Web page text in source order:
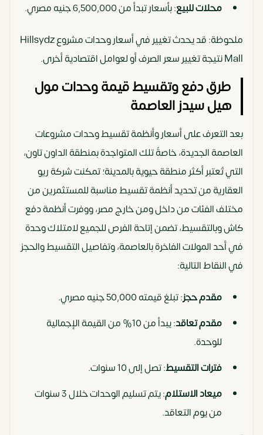
محلات للبيع: بأسعار تبدأ من 6,500,000 جنيه مصري.
ملحوظة: قد يحدث تغيير في أسعار وحدات مشروع Hillsydz
Mall نتيجة تغيير سعر الصرف أو لعوامل اقتصادية أخرى.
طرق دفع وتقسيط قيمة وحدات مول
هيل سيدز العاصمة
بعد التعرف على أسعار وأنظمة تقسيط وحدات مشروعات
العاصمة الجديدة، خاصةً تلك المتواجدة بمنطقة الداون تاون،
التي تُعتبر أكثر منطقة حيوية بالمدينة؛ تمكنت شركة ريو
العقارية من تحديد أنظمة تقسيط مناسبة للمستثمرين من
مختلف الفئات من داخل ومن خارج مصر، ووفرت أنظمة دفع
كاش وبالتقسيط، تضمن إتاحة الفرص للجميع لامتلاك وحدة
في أحد المولات الفاخرة بالعاصمة، وتفاصيل التقسيط والحجز
في النقاط التالية:
مقدم حجز: تبلغ قيمته 50,000 جنيه مصري.
مقدم تعاقد
: يبدأ من 10% من القيمة الإجمالية
للوحدة.
فترات التقسيط: تصل إلى 10 سنوات.
ميعاد الاستلام
: يتم تسليم الوحدات خلال 3 سنوات
من يوم التعاقد.